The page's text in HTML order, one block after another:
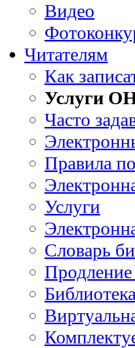
Видео
Читателям
Как
Услуги
Часто
Правила
Услуги
Словарь